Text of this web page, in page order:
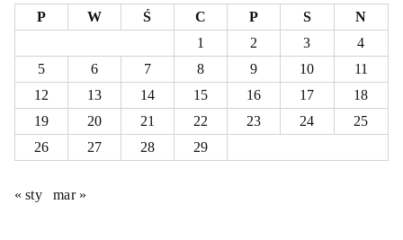
P
W Ś C P S
N
1
2 3
4
5
6 7 8 9 10
11
12
13 14 15 16 17
18
19
20 21 22 23 24
25
26
27 28 29
« sty mar »